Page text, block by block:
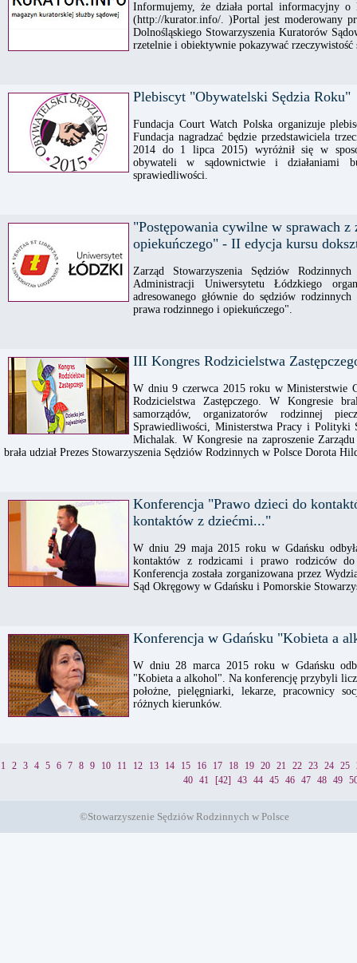
Informujemy, że działa portal informacyjny o
(http://kurator.info/. )Portal jest moderowany
Dolnośląskiego Stowarzyszenia Kuratorów
rzetelnie i obiektywnie pokazywać rzeczywistość
Plebiscyt "Obywatelski Sędzia Roku"
Fundacja Court Watch Polska organizuje
Fundacja nagradzać będzie przedstawiciela
2014 do 1 lipca 2015) wyróżnił się w
obywateli w sądownictwie i działaniami
sprawiedliwości.
"Postępowania cywilne w sprawach z
opiekuńczego" - II edycja kursu
Zarząd Stowarzyszenia Sędziów
Administracji Uniwersytetu Łódzkiego
adresowanego głównie do sędziów
prawa rodzinnego i opiekuńczego".
III Kongres Rodzicielstwa
W dniu 9 czerwca 2015 roku w Ministerstwie
Rodzicielstwa Zastępczego. W Kongresie
samorządów, organizatorów rodzinnej
Sprawiedliwości, Ministerstwa Pracy i Polityki
Michalak. W Kongresie na zaproszenie
brała udział Prezes Stowarzyszenia Sędziów Rodzinnych w Polsce Dorota
Konferencja "Prawo dzieci do
kontaktów z dziećmi..."
W dniu 29 maja 2015 roku w Gdańsku
kontaktów z rodzicami i prawo rodziców
Konferencja została zorganizowana przez
Sąd Okręgowy w Gdańsku i Pomorskie
Konferencja w Gdańsku "Kobieta a
W dniu 28 marca 2015 roku w Gdańsku
"Kobieta a alkohol". Na konferencję przybyli
położne, pielęgniarki, lekarze, pracownicy
różnych kierunków.
1 2 3 4 5 6 7 8 9 10 11 12 13 14 15 16 17 18 19 20 21 22 23 24 25
40
41 [42] 43 44 45 46 47 48 49
©Stowarzyszenie Sędziów Rodzinnych w Polsce